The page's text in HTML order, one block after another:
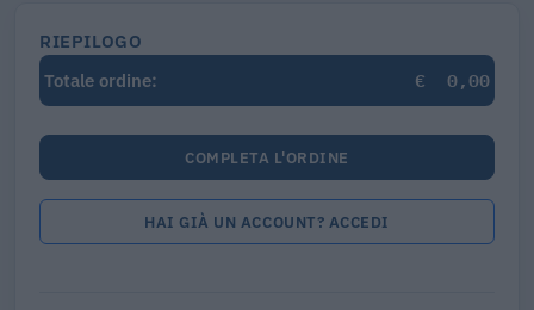
RIEPILOGO
Totale ordine:
€ 0,00
COMPLETA L'ORDINE
HAI GIÀ UN ACCOUNT? ACCEDI